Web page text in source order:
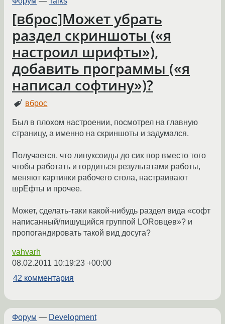
[вброс]Может убрать
раздел скриншоты («я
настроил шрифты»),
добавить программы («я
написал софтину»)?
вброс
Был в плохом настроении, посмотрел на главную
страницу, а именно на скриншоты и задумался.
Получается, что линуксоиды до сих пор вместо того
чтобы работать и гордиться результатами работы,
меняют картинки рабочего стола, настраивают
шрЕфты и прочее.
Может, сделать-таки какой-нибудь раздел вида «софт
написанный/пишущийся группой LORовцев»? и
пропогандировать такой вид досуга?
vahvarh
08.02.2011 10:19:23 +00:00
42 комментария
Форум — Development